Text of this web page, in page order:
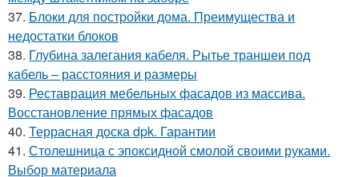
37. Блоки для постройки дома. Преимущества и
недостатки блоков
38. Глубина залегания кабеля. Рытье траншеи под
кабель – расстояния и размеры
39. Реставрация мебельных фасадов из массива.
Восстановление прямых фасадов
40. Террасная доска dpk. Гарантии
41. Столешница с эпоксидной смолой своими руками.
Выбор материала